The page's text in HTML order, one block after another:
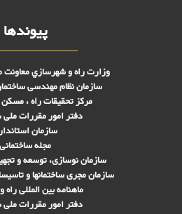
پیوندها
وزارت راه و شهرسازي
سازمان نظام مهندسی
مرکز تحقیقات راه ،
دفتر امور مقررات ملی
سازمان
مجله ساختمانی
سازمان نوسازی، توسعه و
سازمان مجری ساختمانها و
ماهنامه بین المللی
دفتر امور مقررات ملی